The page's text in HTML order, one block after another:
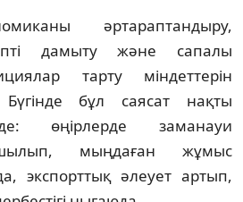
әртараптандыру,
дамыту және сапалы
тарту міндеттерін
бұл саясат нақты
өңірлерде заманауи
мыңдаған жұмыс
экспорттық әлеует артып,